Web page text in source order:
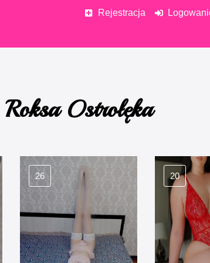
Rejestracja
Roksa Ostrołęka
26 20